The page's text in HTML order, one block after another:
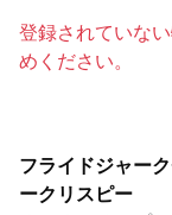
登録されていな
めください。
フライドジャー
ークリスピー